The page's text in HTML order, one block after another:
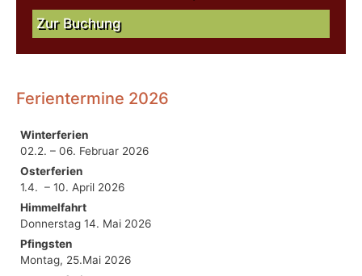
Zur Buchung
Ferientermine 2026
Winterferien
02.2. – 06. Februar 2026
Osterferien
1.4. – 10. April 2026
Himmelfahrt
Donnerstag 14. Mai 2026
Pfingsten
Montag, 25.Mai 2026